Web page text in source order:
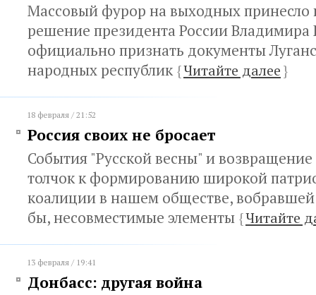
Массовый фурор на выходных
решение президента России Владимира
официально признать документы
народных республик{Читайте далее}
18 февраля / 21:52
Россия своих не бросает
События "Русской весны" и
толчок к формированию широкой
коалиции в нашем обществе, вобравшей
бы, несовместимые элементы {Читайте
13 февраля / 19:41
Донбасс: другая война